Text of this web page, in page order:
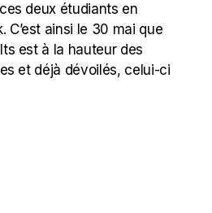
deux étudiants en
C’est ainsi le 30 mai que
est à la hauteur des
et déjà dévoilés, celui-ci